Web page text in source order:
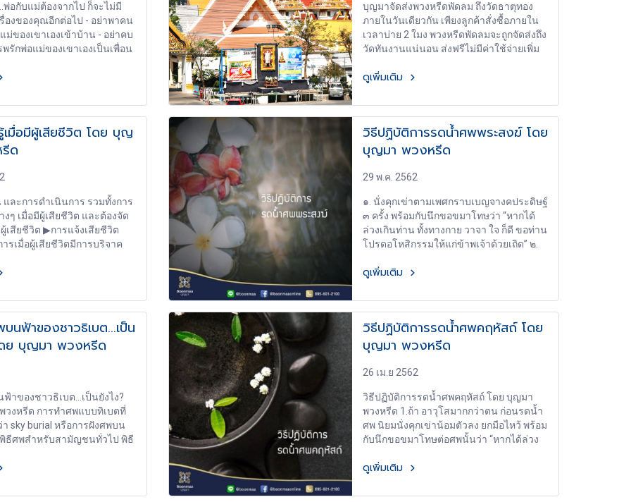
อื่น เราต้องกำหนดเป้าหมายใน
องให้ชัดเจนก่อน ซึ่งจะต้องเป็น
พาะเจาะจงที่สุดว่า เรา
ยนแปลงอะไรในชีวิตบ้าง แล้ว
ชัดเจนว่า เป้าหมายที่แท้จริง
ะไร
หมอ ให้เขารีบขับรถพาคนแก่ที่ป่วยหนักไป
โรงพยาบาลส่วนผมก็จะลงจากรถ ไปยืนเป็น
เพื่อนของหญิงสาวที่ผมใฝ่ฝันแล้วรอรถเมล์
ด้วยกัน" - ทุกๆคนที่ผมรู้จักยอมรับว่านี่เป็นคำ
ทั้งผมด้วย) - นั่นอาจเป็นเพราะว่าเรามักไม่
ครอบครองของเรา (ในกรณีนี้คือกุญแจรถ) -
เรา สลัดทิ้งความใจแคบของเรา ลดความ
เห็นแก่ประโยชน์ส่วนตนเป็นใหญ่ของเรา
ไปบ้าง - เราอาจจะได้มากกว่าสิ่งที่เราเสีย
อกับแม่ต้องจากไป ก็จะไม่มี
องของคุณอีกต่อไป - อย่าพาคน
ม่ของเขาเองเข้าบ้าน - อย่าคบ
รักพ่อแม่ของเขาเองเป็นเพื่อน
มาเป็นภรรยาหรือสามีเพราะ
ารพรักคนอื่นได้ยังไง? - เพราะ
ม้แต่พ่อแม่ของตัวเองยังไม่ได้ -
ใครคนอื่นได้ยังไง
บุญมาจัดส่งพวงหรีดพัดลม ถึงวัดธาตุทอง
ภายในวันเดียวกัน เพียงลูกค้าสั่งซื้อภายใน
เวลาบ่าย 2 ใมง พวงหรีดพัดลมจะถูกจัดส่งถึง
วัดทันงานแน่นอน ส่งฟรีไม่มีค่าใช้จ่ายเพิ่ม
ดูเพิ่มเติม
มื่อมีผู้เสียชีวิต โดย บุญ
ด
ละการดำเนินการ รวมทั้งการ
ๆ เมื่อมีผู้เสียชีวิต และต้องจัด
เสียชีวิต ▶การแจ้งเสียชีวิต
รเมื่อผู้เสียชีวิตมีการบริจาค
ต (ฌาปนกิจสงเคราะห์) ▶พิธี
การขอรับพระราชทานน้ำ
▶พิธีสวดพระอภิธรรมศพ ▶พิธี
๐ วัน ๑๐๐ วัน ▶การบรรจุเก็บ
ญบำเพ็ญกุศลในวันฌาปนกิจ
นกิจศพ การขอรับพระราชทาน
อร์ม ▶การเก็บอัฐิ ▶พิธีลอย
วิธีปฏิบัติการรดน้ำศพพระสงฆ์ โดย
บุญมา พวงหรีด
29 พ.ค. 2562
๑. นั่งคุกเข่าตามเพศกราบเบญจางคประดิษฐ์
๓ ครั้ง พร้อมกับนึกขอขมาโทษว่า “หากได้
ล่วงเกินท่าน ทั้งทางกาย วาจา ใจ ก็ดี ขอท่าน
โปรดอโหสิกรรมให้แก่ข้าพเจ้าด้วยเถิด” ๒.
ทั้งสองเทน้ำรดลงที่ฝ่ามือขวาของศพ พร้อม
อโหสิกรรมไม่มีโทษ เหมือนน้ำที่รดแล้ว
ฉะนั้น” ๓. เมื่อรดเสร็จแล้ว กราบ
เบญจางคประดิษฐ์อีก ๓ ครั้ง พร้อมกับนึกอธิ
ฐานว่า “ขอจงไปสู่สุคติเถิด”
ดูเพิ่มเติม
นฟ้าของชาวธิเบต...เป็น
ย บุญมา พวงหรีด
าของชาวธิเบต...เป็นยังไง?
วงหรีด การทำศพแบบทิเบตที่
า sky burial หรือการฝังศพบน
ธีศพสำหรับสามัญชนทั่วไป พิธี
sky burial หรือการฝังศพบน
ห้นกแร้งกินพิธีจะจัดขึ้นก่อน
วิธีปฏิบัติการรดน้ำศพคฤหัสถ์ โดย
บุญมา พวงหรีด
26 เม.ย 2562
วิธีปฏิบัติการรดน้ำศพคฤหัสถ์ โดย บุญมา
พวงหรีด 1.ถ้า อาวุโสมากกว่าตน ก่อนรดน้ำ
ศพ นิยมนั่งคุกเข่าน้อมตัวลง ยกมือไหว้ พร้อม
กับนึกขอขมาโทษต่อศพนั้นว่า “หากได้ล่วง
โปรดอโหสิกรรมให้แก่ข้าพเจ้าด้วยเถิด”
สำหรับรดน้ำด้วยมือทั้งสอง เทน้ำลงที่ฝ่ามือ
ดูเพิ่มเติม